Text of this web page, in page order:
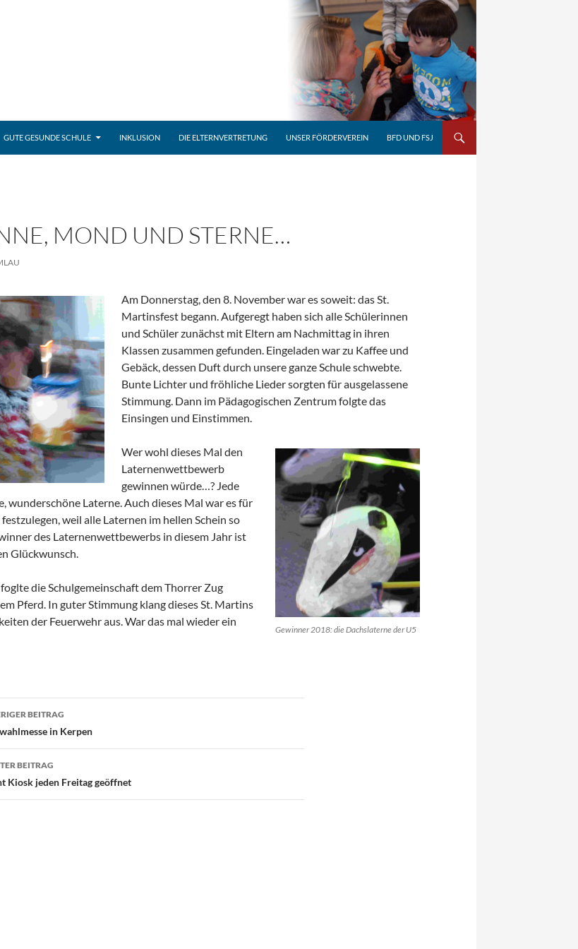
GUTE GESUNDE SCHULE INKLUSION DIE ELTERNVERTRETUNG UNSER FÖRDERVEREIN BFD UND FSJ
MOND UND STERNE…
Am Donnerstag, den 8. November war es soweit: das St.
Martinsfest begann. Aufgeregt haben sich alle Schülerinnen
und Schüler zunächst mit Eltern am Nachmittag in ihren
Klassen zusammen gefunden. Eingeladen war zu Kaffee und
Gebäck, dessen Duft durch unsere ganze Schule schwebte.
Bunte Lichter und fröhliche Lieder sorgten für ausgelassene
Stimmung. Dann im Pädagogischen Zentrum folgte das
Einsingen und Einstimmen.
Gewinner 2018: die Dachslaterne der U5
Wer wohl dieses Mal den
Laternenwettbewerb
gewinnen würde…? Jede
wunderschöne Laterne. Auch dieses Mal war es für
weil alle Laternen im hellen Schein so
des Laternenwettbewerbs in diesem Jahr ist
Glückwunsch.
die Schulgemeinschaft dem Thorrer Zug
Pferd. In guter Stimmung klang dieses St. Martins
der Feuerwehr aus. War das mal wieder ein
BEITRAG
in Kerpen
BEITRAG
Kiosk jeden Freitag geöffnet